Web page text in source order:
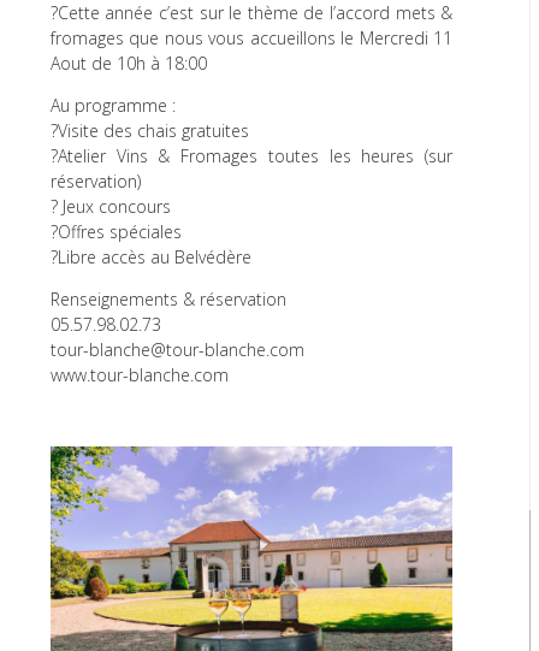
?Cette année c’est sur le thème de l’accord mets &
fromages que nous vous accueillons le Mercredi 11
Aout de 10h à 18:00
Au programme :
?Visite des chais gratuites
?Atelier Vins & Fromages toutes les heures (sur
réservation)
? Jeux concours
?Offres spéciales
?Libre accès au Belvédère
Renseignements & réservation
05.57.98.02.73
tour-blanche@tour-blanche.com
www.tour-blanche.com